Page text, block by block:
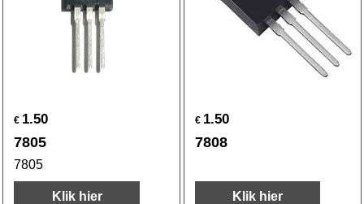
€ 1.50
7805
7805
Klik hier
€ 1.50
7808
Klik hier